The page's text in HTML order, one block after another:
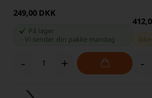
249,00 DKK
På lager
-Vi sender din pakke mandag
- + -